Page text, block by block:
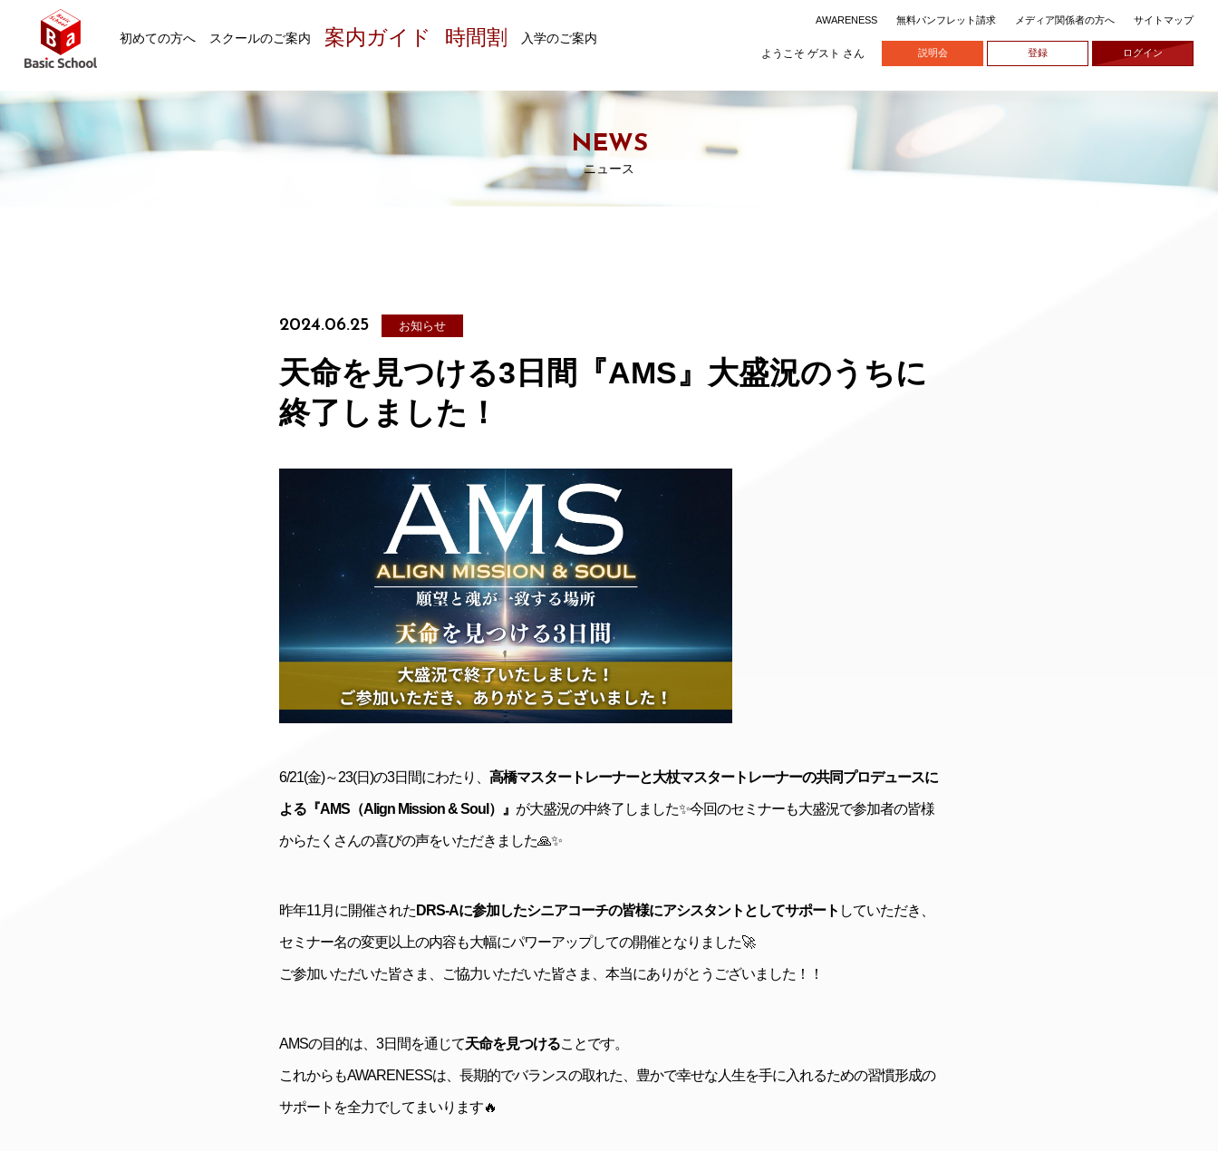
初めての方へ スクールのご案内 案内ガイド 時間割 入学のご案内
AWARENESS 無料パンフレット請求 メディア関係者の方へ サイトマップ
ようこそ ゲスト さん 説明会 登録 ログイン
NEWS
ニュース
2024.06.25 お知らせ
天命を見つける3日間『AMS』大盛況のうちに
終了しました！
6/21(金)～23(日)の3日間にわたり、 高橋マスタートレーナーと大杖マスタートレーナーの共同プロデュースに
よる『AMS（Align Mission & Soul）』 が大盛況の中終了しました✨今回のセミナーも大盛況で参加者の皆様
からたくさんの喜びの声をいただきました🙏✨
昨年11月に開催された DRS-Aに参加したシニアコーチの皆様にアシスタントとしてサポート していただき、
セミナー名の変更以上の内容も大幅にパワーアップしての開催となりました🚀
ご参加いただいた皆さま、ご協力いただいた皆さま、本当にありがとうございました！！
AMSの目的は、3日間を通じて天命を見つけることです。
これからもAWARENESSは、長期的でバランスの取れた、豊かで幸せな人生を手に入れるための習慣形成の
サポートを全力でしてまいります🔥